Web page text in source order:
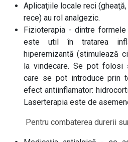
Aplicaţiile locale reci
rece) au rol analgezic.
Fizioterapia - dintre
este util în tratarea
hiperemizantă (stimulează
la vindecare. Se pot folosi
care se pot introduce prin
efect antiinflamator:
Laserterapia este de
Pentru combaterea durerii